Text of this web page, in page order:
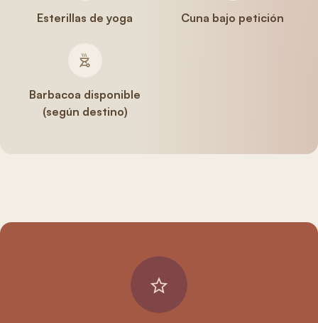
Esterillas de yoga Cuna bajo petición
Barbacoa disponible
(según destino)